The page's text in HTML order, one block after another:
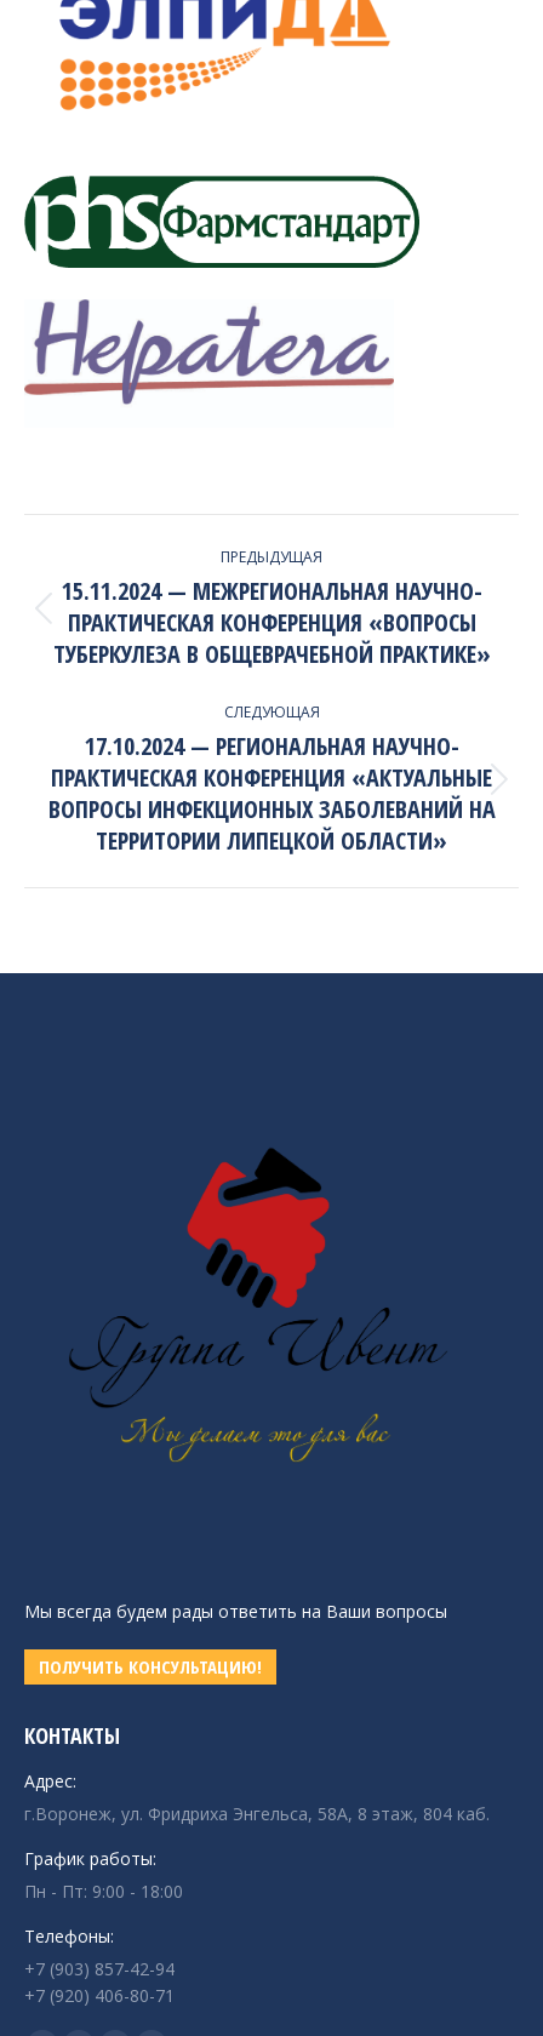
NAVIGATION
ПРЕДЫДУЩАЯ
Previous
project:
15.11.2024 — МЕЖРЕГИОНАЛЬНАЯ НАУЧНО-
ПРАКТИЧЕСКАЯ КОНФЕРЕНЦИЯ «ВОПРОСЫ
ТУБЕРКУЛЕЗА В ОБЩЕВРАЧЕБНОЙ ПРАКТИКЕ»
СЛЕДУЮЩАЯ
Next
project:
17.10.2024 — РЕГИОНАЛЬНАЯ НАУЧНО-
ПРАКТИЧЕСКАЯ КОНФЕРЕНЦИЯ «АКТУАЛЬНЫЕ
ВОПРОСЫ ИНФЕКЦИОННЫХ ЗАБОЛЕВАНИЙ НА
ТЕРРИТОРИИ ЛИПЕЦКОЙ ОБЛАСТИ»
Мы всегда будем рады ответить на Ваши вопросы
ПОЛУЧИТЬ КОНСУЛЬТАЦИЮ!
КОНТАКТЫ
Адрес:
г.Воронеж, ул. Фридриха Энгельса, 58А, 8 этаж, 804 каб.
График работы:
Пн - Пт: 9:00 - 18:00
Телефоны:
+7 (903) 857-42-94
+7 (920) 406-80-71